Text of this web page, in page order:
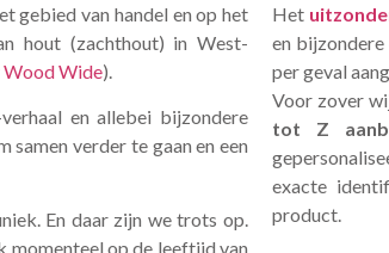
gebied van handel en op het
hout (zachthout) in West-
Wood Wide).
en allebei bijzondere
samen verder te gaan en een
En daar zijn we trots op.
momenteel op de leeftijd van
Het
en bijzondere
per geval
Voor zover
tot Z
exacte
product.